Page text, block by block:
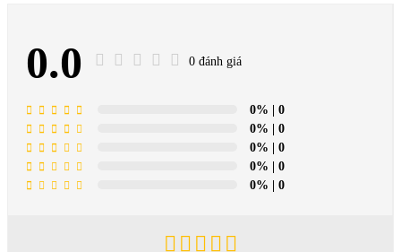
0.0 0 đánh giá
0% | 0
0% | 0
0% | 0
0% | 0
0% | 0